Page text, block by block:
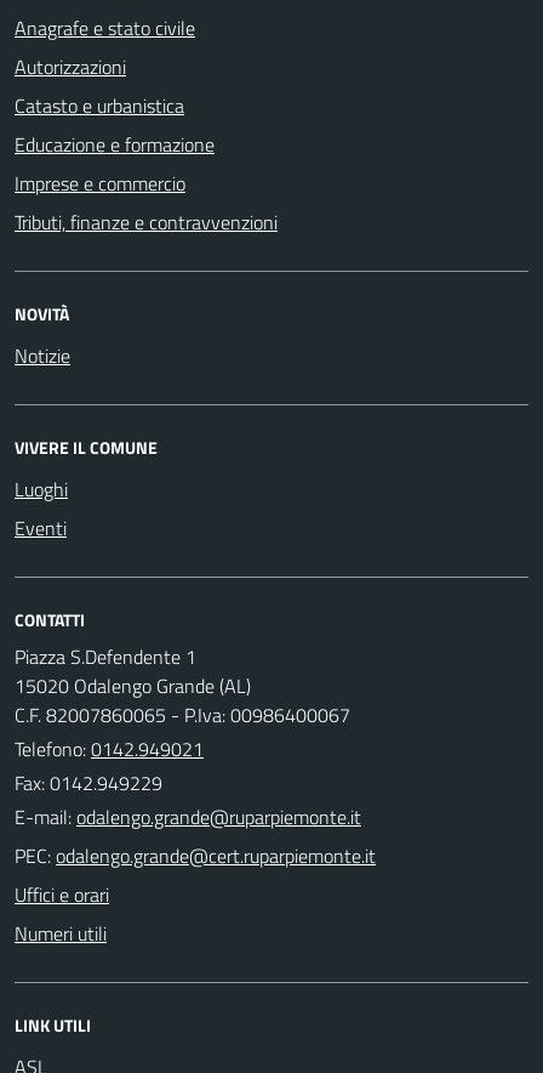
Anagrafe e stato civile
Autorizzazioni
Catasto e urbanistica
Educazione e formazione
Imprese e commercio
Tributi, finanze e contravvenzioni
NOVITÀ
Notizie
VIVERE IL COMUNE
Luoghi
Eventi
CONTATTI
Piazza S.Defendente 1
15020 Odalengo Grande (AL)
C.F. 82007860065 - P.Iva: 00986400067
Telefono:0142.949021
Fax: 0142.949229
E-mail:
PEC:
Uffici e orari
Numeri utili
LINK UTILI
ASL